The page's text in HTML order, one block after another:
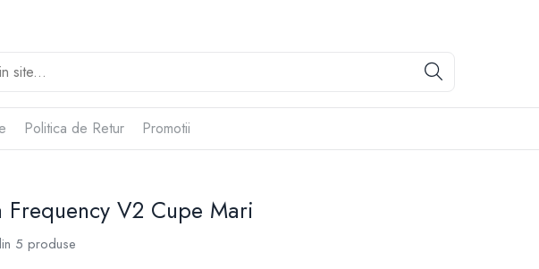
Politica de Retur Promotii
Frequency V2 Cupe Mari
5 produse